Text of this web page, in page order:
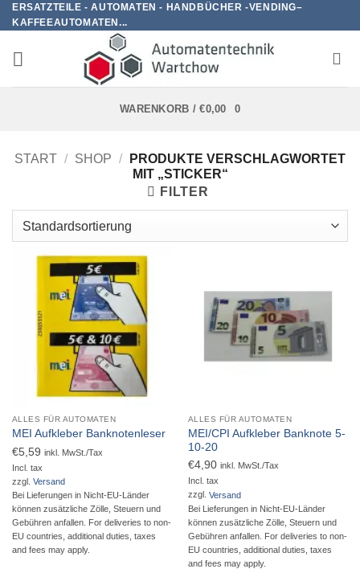
Zum
Inhalt
springen
ERSATZTEILE - AUTOMATEN - HANDBÜCHER -VENDING–
KAFFEEAUTOMATEN...
WARENKORB /€0,00 0
START / SHOP /
PRODUKTE VERSCHLAGWORTET
MIT „STICKER“
FILTER
ALLES FÜR AUTOMATEN
MEI Aufkleber Banknotenleser
€5,59 inkl. MwSt./Tax
Incl. tax
zzgl. Versand
Bei Lieferungen in Nicht-EU-Länder
können zusätzliche Zölle, Steuern und
Gebühren anfallen. For deliveries to non-
EU countries, additional duties, taxes
and fees may apply.
ALLES FÜR AUTOMATEN
MEI/CPI Aufkleber Banknote 5-
10-20
€4,90 inkl. MwSt./Tax
Incl. tax
zzgl. Versand
Bei Lieferungen in Nicht-EU-Länder
können zusätzliche Zölle, Steuern und
Gebühren anfallen. For deliveries to non-
EU countries, additional duties, taxes
and fees may apply.